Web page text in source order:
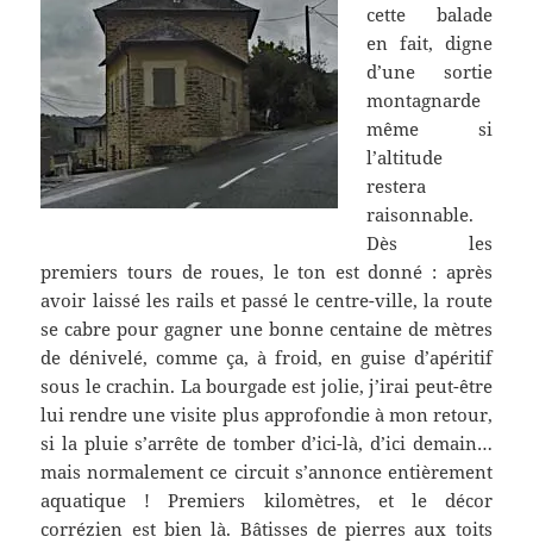
cette balade
en fait, digne
d’une sortie
montagnarde
même si
l’altitude
restera
raisonnable.
Dès les
premiers tours de roues, le ton est donné : après
avoir laissé les rails et passé le centre-ville, la route
se cabre pour gagner une bonne centaine de mètres
de dénivelé, comme ça, à froid, en guise d’apéritif
sous le crachin. La bourgade est jolie, j’irai peut-être
lui rendre une visite plus approfondie à mon retour,
si la pluie s’arrête de tomber d’ici-là, d’ici demain…
mais normalement ce circuit s’annonce entièrement
aquatique ! Premiers kilomètres, et le décor
corrézien est bien là. Bâtisses de pierres aux toits